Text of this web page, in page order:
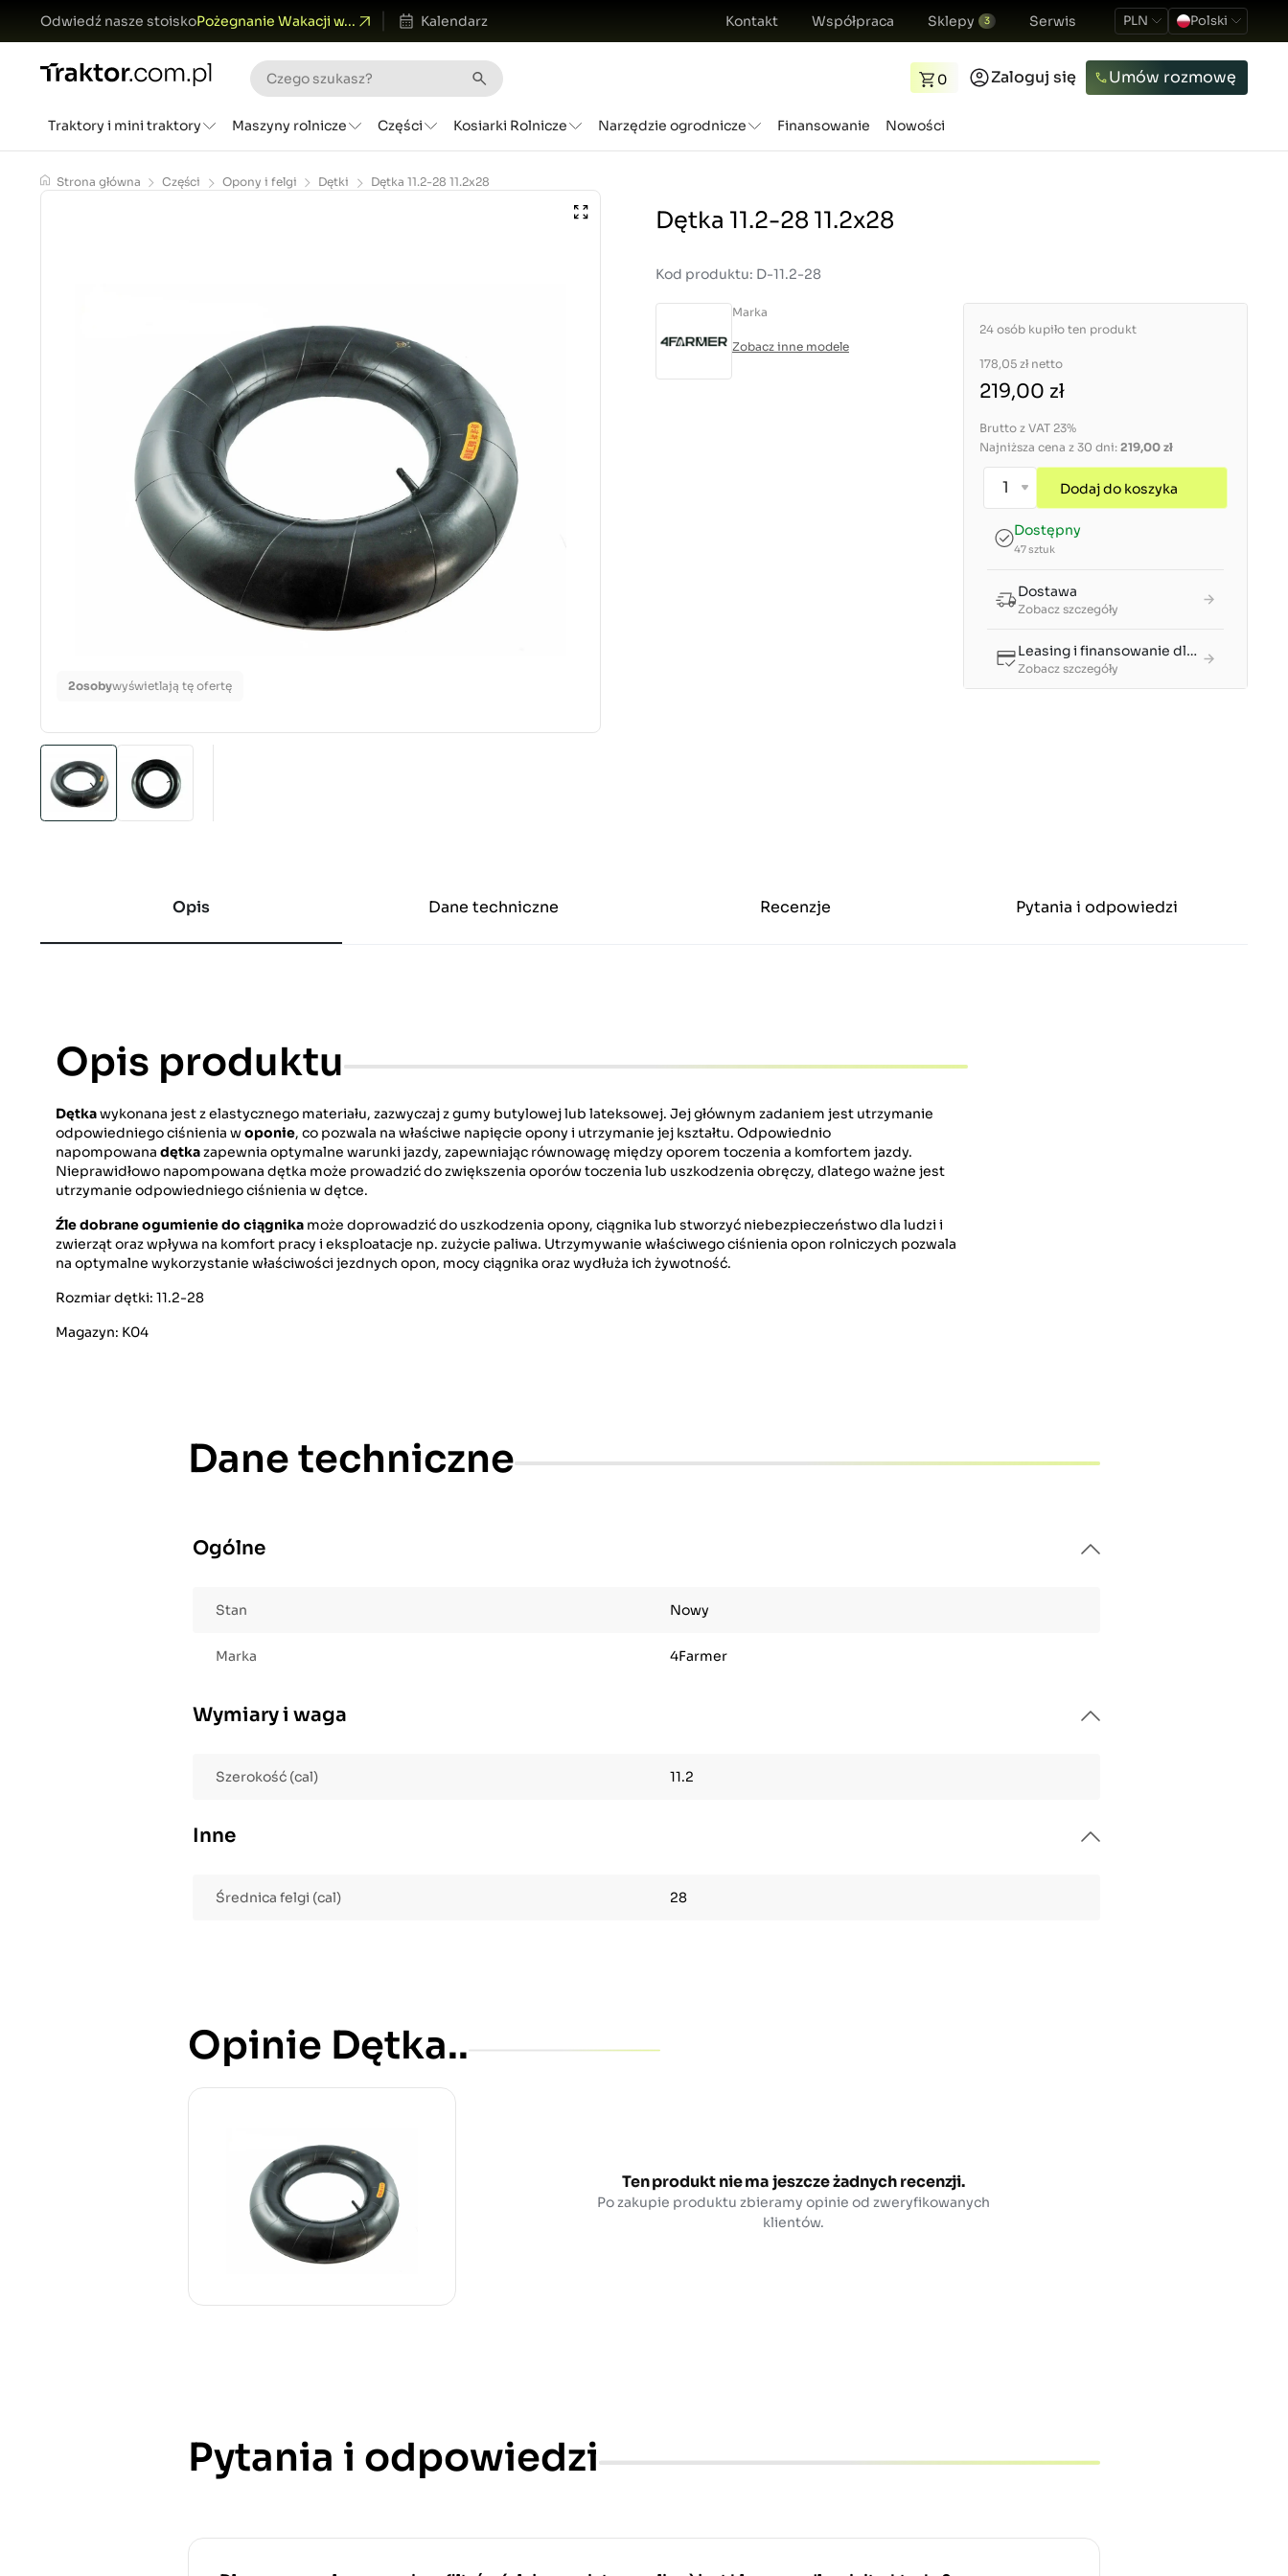
Odwiedź nasze stoiskoPożegnanie Wakacji w... Kalendarz Kontakt Współpraca Sklepy 3 Serwis PLN Polski
0 Zaloguj się Umów rozmowę
Traktory i mini traktory Maszyny rolnicze Części Kosiarki Rolnicze Narzędzie ogrodnicze Finansowanie Nowości
Strona główna Części Opony i felgi Dętki Dętka 11.2-28 11.2x28
2osobywyświetlają tę ofertę
Dętka 11.2-28 11.2x28
Kod produktu: D-11.2-28
Marka
Zobacz inne modele
24 osób kupiło ten produkt
178,05 zł netto
219,00 zł
Brutto z VAT 23%
Najniższa cena z 30 dni: 219,00 zł
Dodaj do koszyka
Dostępny
47 sztuk
Dostawa
Zobacz szczegóły
Leasing i finansowanie dla firm
Zobacz szczegóły
Opis Dane techniczne Recenzje Pytania i odpowiedzi
Opis produktu
Dętkawykonana jest z elastycznego materiału, zazwyczaj z gumy butylowej lub lateksowej. Jej głównym zadaniem jest utrzymanie
odpowiedniego ciśnienia woponie, co pozwala na właściwe napięcie opony i utrzymanie jej kształtu. Odpowiednio
napompowana dętkazapewnia optymalne warunki jazdy, zapewniając równowagę między oporem toczenia a komfortem jazdy.
Nieprawidłowo napompowana dętka może prowadzić do zwiększenia oporów toczenia lub uszkodzenia obręczy, dlatego ważne jest
utrzymanie odpowiedniego ciśnienia w dętce.
Źle dobrane ogumienie do ciągnika może doprowadzić do uszkodzenia opony, ciągnika lub stworzyć niebezpieczeństwo dla ludzi i
zwierząt oraz wpływa na komfort pracy i eksploatacje np. zużycie paliwa. Utrzymywanie właściwego ciśnienia opon rolniczych pozwala
na optymalne wykorzystanie właściwości jezdnych opon, mocy ciągnika oraz wydłuża ich żywotność.
Rozmiar dętki: 11.2-28
Magazyn: K04
Dane techniczne
Ogólne
Stan Nowy
Marka 4Farmer
Wymiary i waga
Szerokość (cal) 11.2
Inne
Średnica felgi (cal) 28
Opinie Dętka..
Ten produkt nie ma jeszcze żadnych recenzji.
Po zakupie produktu zbieramy opinie od zweryfikowanych
klientów.
Pytania i odpowiedzi